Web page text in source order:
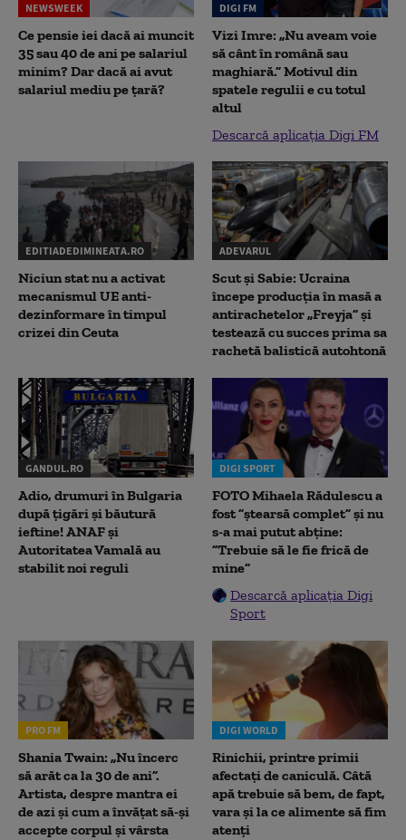
NEWSWEEK
Ce pensie iei dacă ai muncit
35 sau 40 de ani pe salariul
minim? Dar dacă ai avut
salariul mediu pe țară?
DIGI FM
Vizi Imre: „Nu aveam voie
să cânt în română sau
maghiară.” Motivul din
spatele regulii e cu totul
altul
Descarcă aplicația Digi FM
EDITIADEDIMINEATA.RO
Niciun stat nu a activat
mecanismul UE anti-
dezinformare în timpul
crizei din Ceuta
ADEVARUL
Scut și Sabie: Ucraina
începe producția în masă a
antirachetelor „Freyja” și
testează cu succes prima sa
rachetă balistică autohtonă
GANDUL.RO
Adio, drumuri în Bulgaria
după țigări și băutură
ieftine! ANAF și
Autoritatea Vamală au
stabilit noi reguli
DIGI SPORT
FOTO Mihaela Rădulescu a
fost ”ștearsă complet” și nu
s-a mai putut abține:
”Trebuie să le fie frică de
mine”
Descarcă aplicația Digi
Sport
PRO FM
Shania Twain: „Nu încerc
să arăt ca la 30 de ani”.
Artista, despre mantra ei
de azi și cum a învățat să-și
accepte corpul și vârsta
DIGI WORLD
Rinichii, printre primii
afectați de caniculă. Câtă
apă trebuie să bem, de fapt,
vara și la ce alimente să fim
atenți